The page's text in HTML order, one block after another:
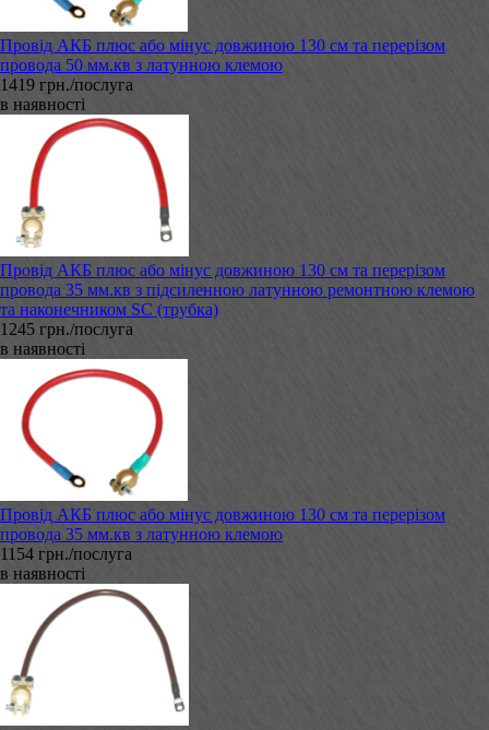
Провід АКБ плюс або мінус довжиною 130 см та перерізом
провода 50 мм.кв з латунною клемою
1419 грн./послуга
в наявності
Провід АКБ плюс або мінус довжиною 130 см та перерізом
провода 35 мм.кв з підсиленною латунною ремонтною клемою
та наконечником SC (трубка)
1245 грн./послуга
в наявності
Провід АКБ плюс або мінус довжиною 130 см та перерізом
провода 35 мм.кв з латунною клемою
1154 грн./послуга
в наявності